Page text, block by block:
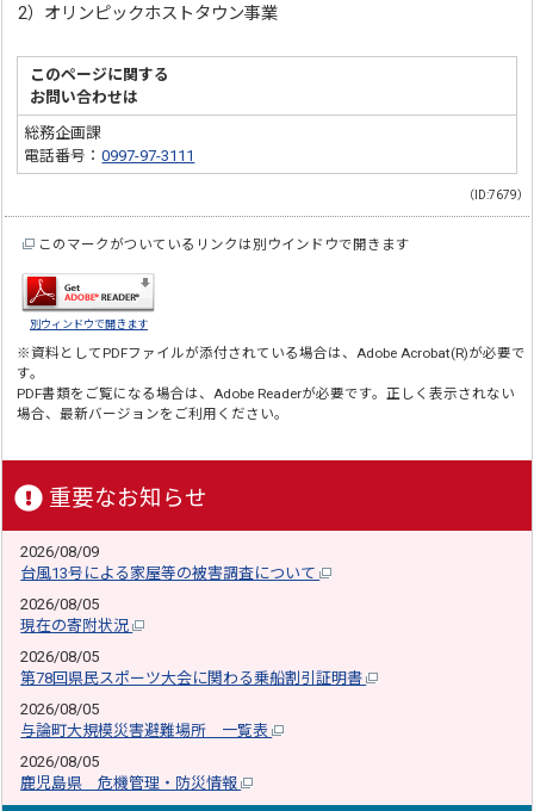
2）オリンピックホストタウン事業
このページに関する
お問い合わせは
総務企画課
電話番号：0997-97-3111
（ID:7679）
このマークがついているリンクは別ウインドウで開きます
別ウィンドウで開きます
※資料としてPDFファイルが添付されている場合は、Adobe Acrobat(R)が必要で
す。
PDF書類をご覧になる場合は、Adobe Readerが必要です。正しく表示されない
場合、最新バージョンをご利用ください。
重要なお知らせ
2026/08/09
台風13号による家屋等の被害調査について
2026/08/05
現在の寄附状況
2026/08/05
第78回県民スポーツ大会に関わる乗船割引証明書
2026/08/05
与論町大規模災害避難場所 一覧表
2026/08/05
鹿児島県 危機管理・防災情報